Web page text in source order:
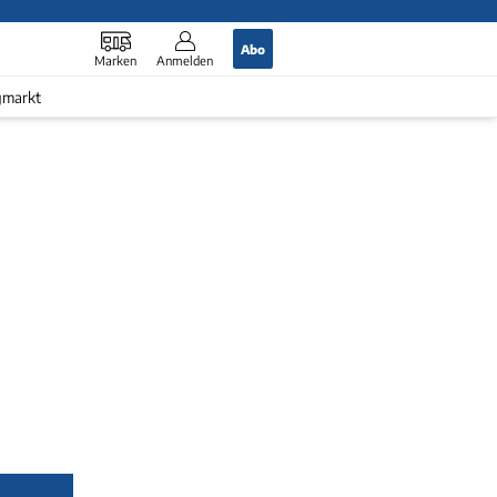
Marken Anmelden
Abo